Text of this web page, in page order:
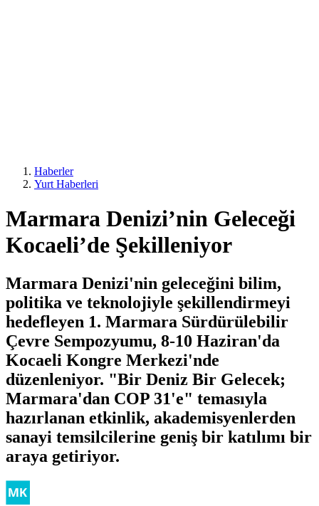
Haberler
Yurt Haberleri
Marmara Denizi’nin Geleceği
Kocaeli’de Şekilleniyor
Marmara Denizi'nin geleceğini bilim,
politika ve teknolojiyle şekillendirmeyi
hedefleyen 1. Marmara Sürdürülebilir
Çevre Sempozyumu, 8-10 Haziran'da
Kocaeli Kongre Merkezi'nde
düzenleniyor. "Bir Deniz Bir Gelecek;
Marmara'dan COP 31'e" temasıyla
hazırlanan etkinlik, akademisyenlerden
sanayi temsilcilerine geniş bir katılımı bir
araya getiriyor.